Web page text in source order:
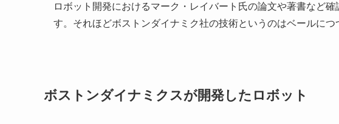
ロボット開発におけるマーク・レイバート氏の論文や著書など
す。それほどボストンダイナミク社の技術というのはベールにつ
ボストンダイナミクスが開発したロボット